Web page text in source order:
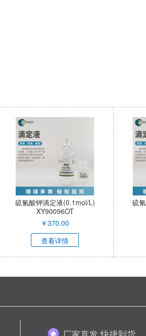
硫氰酸钾滴定液(0.1mol/L)
XY90096OT
￥370.00
查看详情
硫